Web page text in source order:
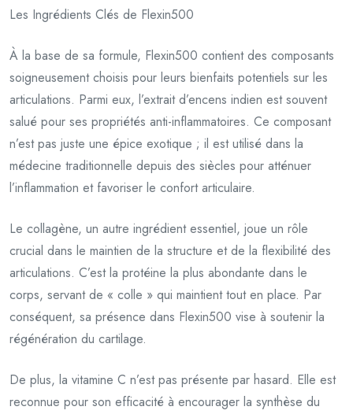
Les Ingrédients Clés de Flexin500
À la base de sa formule, Flexin500 contient des composants
soigneusement choisis pour leurs bienfaits potentiels sur les
articulations. Parmi eux, l’extrait d’encens indien est souvent
salué pour ses propriétés anti-inflammatoires. Ce composant
n’est pas juste une épice exotique ; il est utilisé dans la
médecine traditionnelle depuis des siècles pour atténuer
l’inflammation et favoriser le confort articulaire.
Le collagène, un autre ingrédient essentiel, joue un rôle
crucial dans le maintien de la structure et de la flexibilité des
articulations. C’est la protéine la plus abondante dans le
corps, servant de « colle » qui maintient tout en place. Par
conséquent, sa présence dans Flexin500 vise à soutenir la
régénération du cartilage.
De plus, la vitamine C n’est pas présente par hasard. Elle est
reconnue pour son efficacité à encourager la synthèse du